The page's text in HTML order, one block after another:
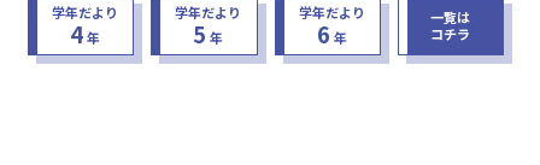
学年だより
4年
学年だより
5 年
学年だより
6 年
一覧は
コチラ